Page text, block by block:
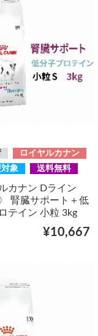
ロイヤルカナン
象
送料無料
カナン Dライン
腎臓サポート＋低
テイン 小粒 3kg
¥10,667